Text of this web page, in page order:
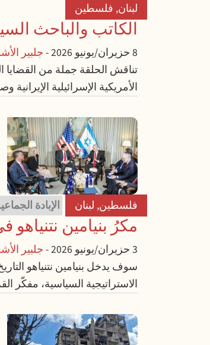
لبنان, فلسطين
الكاتب والباحث
8 حزيران/يونيو 2026 -جلبير
تناقش الحلقة جملة من القضايا
الأمريكية الإسرائيلية
فلسطين, لبنان الإبادة
مكرُ بنيامين نتنياهو
3 حزيران/يونيو 2026 -جلبير
سوف يدخل بنيامين نتنياهو
الاستراتيجية السياسية، مفكّر